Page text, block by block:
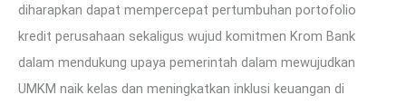
diharapkan dapat mempercepat pertumbuhan portofolio
kredit perusahaan sekaligus wujud komitmen Krom Bank
dalam mendukung upaya pemerintah dalam mewujudkan
UMKM naik kelas dan meningkatkan inklusi keuangan di